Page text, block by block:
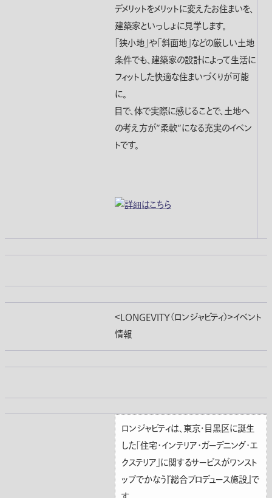
デメリットをメリットに変えたお住まいを、
建築家といっしょに見学します。
「狭小地」や「斜面地」などの厳しい土地
条件でも、建築家の設計によって生活に
フィットした快適な住まいづくりが可能
に。
目で、体で実際に感じることで、土地へ
の考え方が”柔軟”になる充実のイベン
トです。
＜LONGEVITY（ロンジャビティ）＞イベント
情報
ロンジャビティは、東京・目黒区に誕生
した「住宅･インテリア･ガーデニング･エ
クステリア」に関するサービスがワンスト
ップでかなう『総合プロデュース施設』で